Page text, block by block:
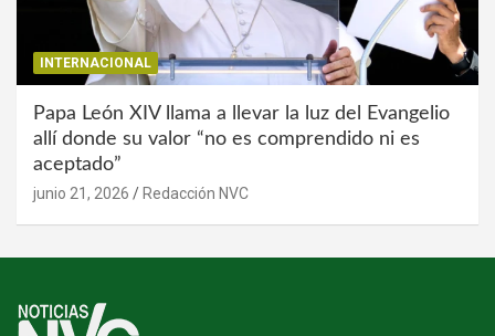
INTERNACIONAL
Papa León XIV llama a llevar la luz del Evangelio
allí donde su valor “no es comprendido ni es
aceptado”
junio 21, 2026 Redacción NVC